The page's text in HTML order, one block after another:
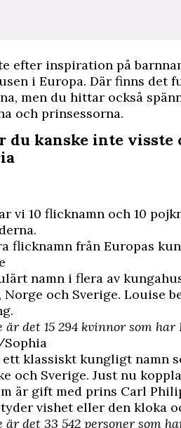
efter inspiration på
i Europa. Där finns det
men du hittar också
och prinsessorna.
du kanske inte
vi 10 flicknamn och 10
flicknamn från Europas
namn i flera av
Norge och Sverige. Louise
är det 15 294 kvinnor som
Sophia
ett klassiskt kungligt namn
och Sverige. Just nu
är gift med prins Carl
vishet eller den kloka
är det 33 542 personer som